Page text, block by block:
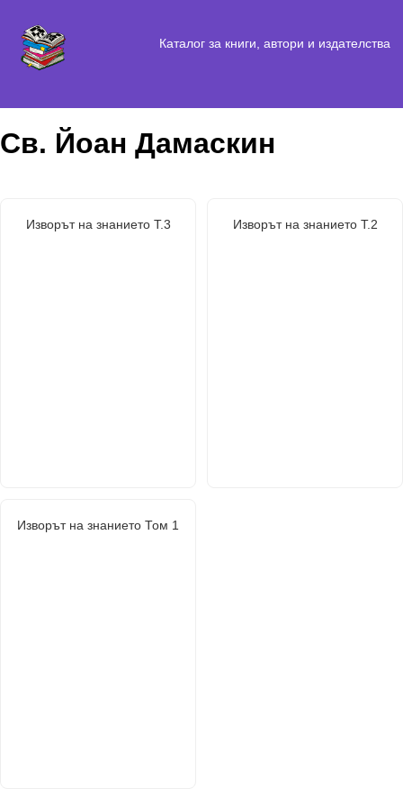
Каталог за книги, автори и издателства
Св. Йоан Дамаскин
Изворът на знанието Т.3 Изворът на знанието Т.2
Изворът на знанието Том 1